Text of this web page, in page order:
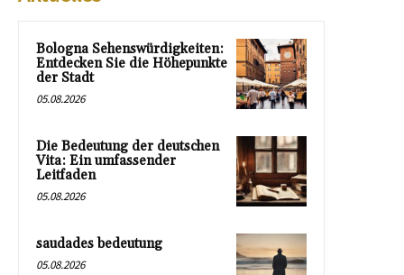
Bologna Sehenswürdigkeiten:
Entdecken Sie die Höhepunkte
der Stadt
05.08.2026
Die Bedeutung der deutschen
Vita: Ein umfassender
Leitfaden
05.08.2026
saudades bedeutung
05.08.2026